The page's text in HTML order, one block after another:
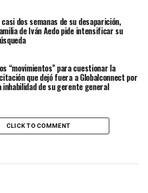
casi dos semanas de su desaparición,
de Iván Aedo pide intensificar su
“movimientos” para cuestionar la
que dejó fuera a Globalconnect por
inhabilidad de su gerente general
CLICK TO COMMENT